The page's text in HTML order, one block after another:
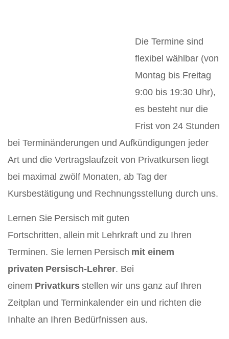
Die Termine sind
flexibel wählbar (von
Montag bis Freitag
9:00 bis 19:30 Uhr),
es besteht nur die
Frist von 24 Stunden
bei Terminänderungen und Aufkündigungen jeder
Art und die Vertragslaufzeit von Privatkursen liegt
bei maximal zwölf Monaten, ab Tag der
Kursbestätigung und Rechnungsstellung durch uns.
Lernen Sie Persisch mit guten
Fortschritten, allein mit Lehrkraft und zu Ihren
Terminen. Sie lernen Persisch mit einem
privaten Persisch-Lehrer. Bei
einem Privatkurs stellen wir uns ganz auf Ihren
Zeitplan und Terminkalender ein und richten die
Inhalte an Ihren Bedürfnissen aus.